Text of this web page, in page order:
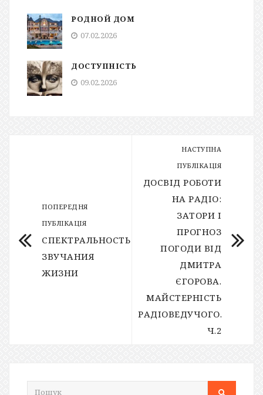
РОДНОЙ ДОМ
07.02.2026
ДОСТУПНІСТЬ
09.02.2026
ПОПЕРЕДНЯ
ПУБЛІКАЦІЯ
СПЕКТРАЛЬНОСТЬ
ЗВУЧАНИЯ
ЖИЗНИ
НАСТУПНА
ПУБЛІКАЦІЯ
ДОСВІД РОБОТИ
НА РАДІО:
ЗАТОРИ І
ПРОГНОЗ
ПОГОДИ ВІД
ДМИТРА
ЄГОРОВА.
МАЙСТЕРНІСТЬ
РАДІОВЕДУЧОГО.
Ч.2